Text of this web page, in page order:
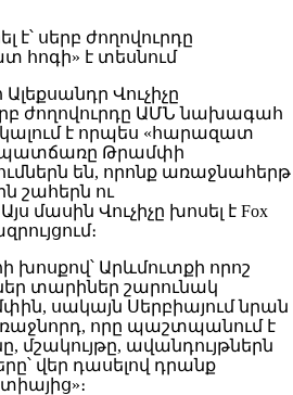
Վուչիչը
ժողովուրդը ԱՄՆ նախագահ
է որպես «հարազատ
պատճառը Թրամփի
են, որոնք առաջնահերթ
շահերն ու
մասին Վուչիչը խոսել է Fox
Արևմուտքի որոշ
տարիներ շարունակ
սակայն Սերբիայում նրան
որը պաշտպանում է
մշակույթը, ավանդույթներն
վեր դասելով դրանք